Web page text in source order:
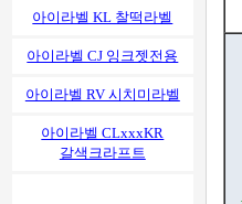
아이라벨 KL 찰떡라벨
아이라벨 CJ 잉크젯전용
아이라벨 RV 시치미라벨
아이라벨 CLxxxKR
갈색크라프트